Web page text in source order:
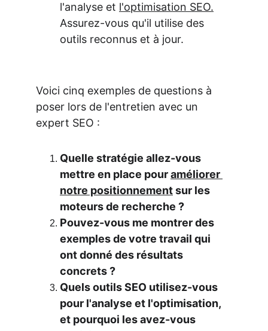
l'analyse et l'optimisation SEO.
Assurez-vous qu'il utilise des
outils reconnus et à jour.
Voici cinq exemples de questions à
poser lors de l'entretien avec un
expert SEO :
Quelle stratégie allez-vous
mettre en place pour améliorer
notre positionnement sur les
moteurs de recherche ?
Pouvez-vous me montrer des
exemples de votre travail qui
ont donné des résultats
concrets ?
Quels outils SEO utilisez-vous
pour l'analyse et l'optimisation,
et pourquoi les avez-vous